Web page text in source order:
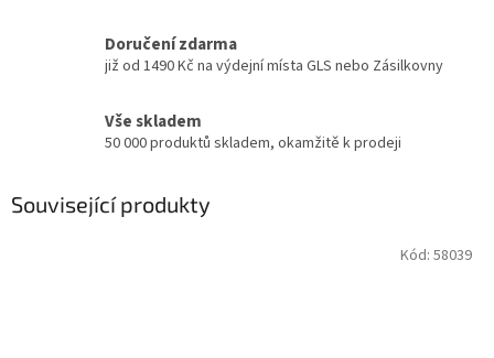
Doručení zdarma
již od 1490 Kč na výdejní místa GLS nebo Zásilkovny
Vše skladem
50 000 produktů skladem, okamžitě k prodeji
Související produkty
Kód: 58039